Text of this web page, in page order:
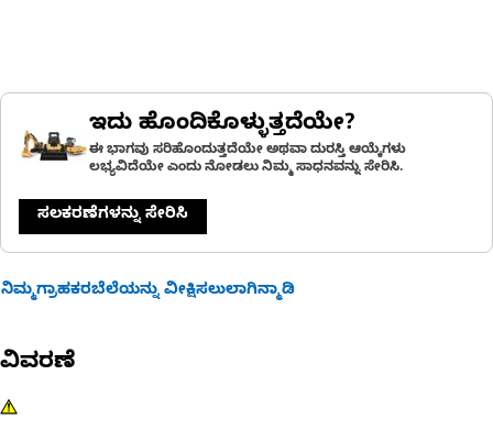
ಇದು ಹೊಂದಿಕೊಳ್ಳುತ್ತದೆಯೇ?
ಈ ಭಾಗವು ಸರಿಹೊಂದುತ್ತದೆಯೇ ಅಥವಾ ದುರಸ್ತಿ ಆಯ್ಕೆಗಳು
ಲಭ್ಯವಿದೆಯೇ ಎಂದು ನೋಡಲು ನಿಮ್ಮ ಸಾಧನವನ್ನು ಸೇರಿಸಿ.
ಸಲಕರಣೆಗಳನ್ನು ಸೇರಿಸಿ
ನಿಮ್ಮಗ್ರಾಹಕರಬೆಲೆಯನ್ನು ವೀಕ್ಷಿಸಲುಲಾಗಿನ್ಮಾಡಿ
ವಿವರಣೆ